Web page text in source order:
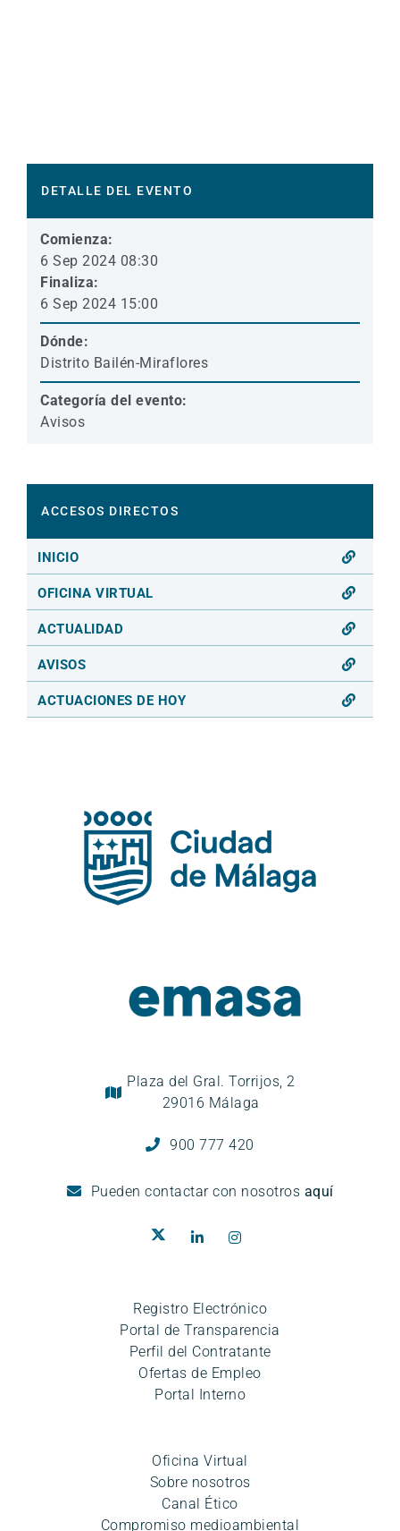
DETALLE DEL EVENTO
Comienza:
6 Sep 2024 08:30
Finaliza:
6 Sep 2024 15:00
Dónde:
Distrito Bailén-Miraflores
Categoría del evento:
Avisos
ACCESOS DIRECTOS
INICIO
OFICINA VIRTUAL
ACTUALIDAD
AVISOS
ACTUACIONES DE HOY
Plaza del Gral. Torrijos, 2
29016 Málaga
900 777 420
Pueden contactar con nosotros aquí
Registro Electrónico
Portal de Transparencia
Perfil del Contratante
Ofertas de Empleo
Portal Interno
Oficina Virtual
Sobre nosotros
Canal Ético
Compromiso medioambiental